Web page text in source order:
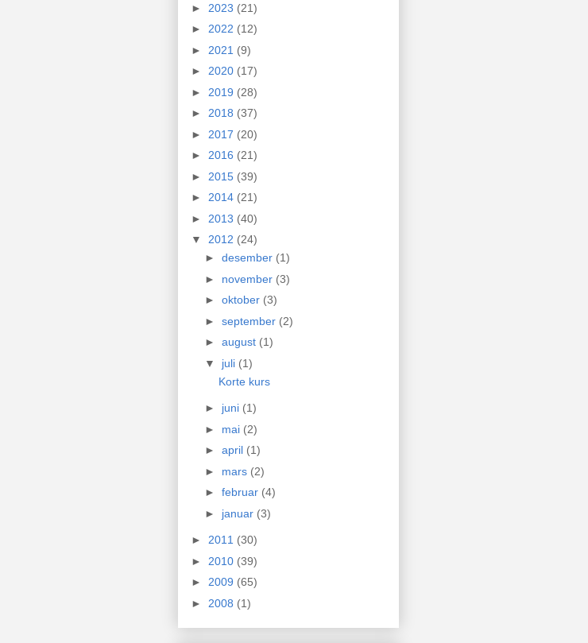
► 2023 (21)
► 2022 (12)
► 2021 (9)
► 2020 (17)
► 2019 (28)
► 2018 (37)
► 2017 (20)
► 2016 (21)
► 2015 (39)
► 2014 (21)
► 2013 (40)
▼ 2012 (24)
► desember (1)
► november (3)
► oktober (3)
► september (2)
► august (1)
▼ juli (1)
Korte kurs
► juni (1)
► mai (2)
► april (1)
► mars (2)
► februar (4)
► januar (3)
► 2011 (30)
► 2010 (39)
► 2009 (65)
► 2008 (1)